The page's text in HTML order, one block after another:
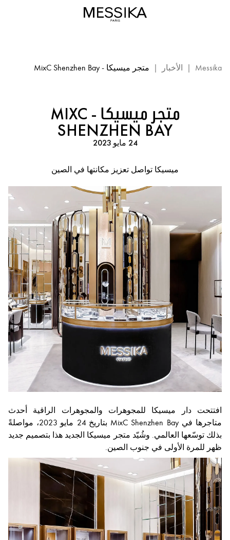
ميسيكا
Messika
| الأخبار | متجر ميسيكا - MixC Shenzhen Bay
متجر ميسيكا - MIXC
SHENZHEN BAY
24 مايو 2023
ميسيكا تواصل تعزيز مكانتها في الصين
افتتحت دار ميسيكا للمجوهرات والمجوهرات الراقية أحدث
متاجرها في MixC Shenzhen Bay بتاريخ 24 مايو 2023، مواصلةً
بذلك توسّعها العالمي. وشُيّد متجر ميسيكا الجديد هذا بتصميم جديد
ظهر للمرة الأولى في جنوب الصين.